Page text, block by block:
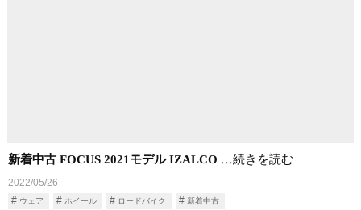
新着中古 FOCUS 2021モデル IZALCO …続きを読む
2022/05/26
ウェア ホイール ロードバイク 新着中古